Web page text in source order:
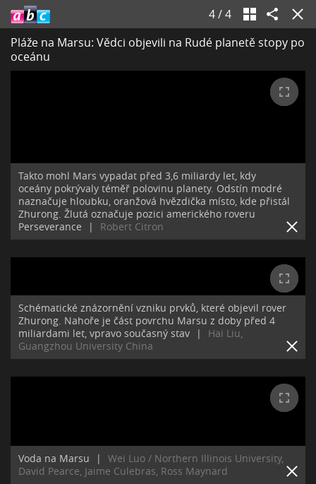
4/4
Pláže na Marsu: Vědci objevili na Rudé planetě stopy po
oceánu
Takto mohl Mars vypadat před 3,6 miliardy let, kdy
oceány pokrývaly téměř polovinu planety. Odstín modré
naznačuje hloubku, oranžová hvězdička místo, kde přistál
Zhurong. Žlutá označuje pozici amerického roveru
Perseverance
| Robert Citron
Schématické znázornění vzniku prvků, které objevil rover
Zhurong. Nahoře je část povrchu Marsu z doby před 4
miliardami let, vpravo současný stav
|
Hai Liu,
Guangzhou University China
Voda na Marsu |
Wei Luo / Northern Illinois University,
David Pearce, Jaime Culebras, Ross Maynard